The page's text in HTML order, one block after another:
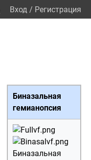
Вход / Регистрация
Биназальная
гемианопсия
Биназальная